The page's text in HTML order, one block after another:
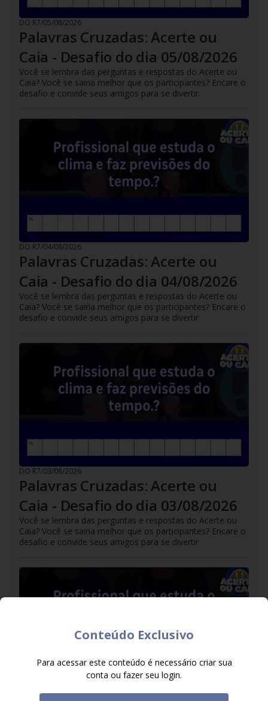
DO R7/05/08/2026
Palavras Cruzadas: Acerte ou
Caia - Desafio do dia 05/08/2026
Você se lembra das perguntas e respostas do Acerte ou
Caia? Você se sairia melhor que os participantes? Encare o
desafio e convide seus amigos para se divertir
DO R7/04/08/2026
Palavras Cruzadas: Acerte ou
Caia - Desafio do dia 04/08/2026
Você se lembra das perguntas e respostas do Acerte ou
Caia? Você se sairia melhor que os participantes? Encare o
desafio e convide seus amigos para se divertir
DO R7/03/08/2026
Palavras Cruzadas: Acerte ou
Caia - Desafio do dia 03/08/2026
Você se lembra das perguntas e respostas do Acerte ou
Caia? Você se sairia melhor que os participantes? Encare o
desafio e convide seus amigos para se divertir
DO R7/02/08/2026
Conteúdo Exclusivo
Para acessar este conteúdo é necessário criar sua
conta ou fazer seu login.